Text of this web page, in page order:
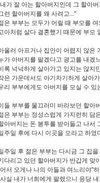
가 잘 아는 할아버지인데 그 할아
런 할아버지를 왜 사려고..."
은 부부는 모두가 어릴 때 부모를 여
아처럼 살다 결혼했기 때문에 부모
울러 아프거나 집안이 어렵지 않은
가 아버지를 팔겠다고 광고를 내겠
록 넉넉하게 살아가고 있지는 않지
은 가운데서도 아기자기하게 살아
리 부부에게도 아버지를 모실 수
들 부부를 물끄러미 바라보던 할아
은 부부는 정성스럽게 가지런히 담
아버지는 돈 봉투를 받아들고 나서
주일 후에 다시 이곳을 오라고 하였
주일 후 젊은 부부는 다시금 그 집을
다리고 있던 할아버지가 반갑게 맞
서 오게나 나의 아들과 며느리야"
실 내가 너희에게 팔렸으니 응당